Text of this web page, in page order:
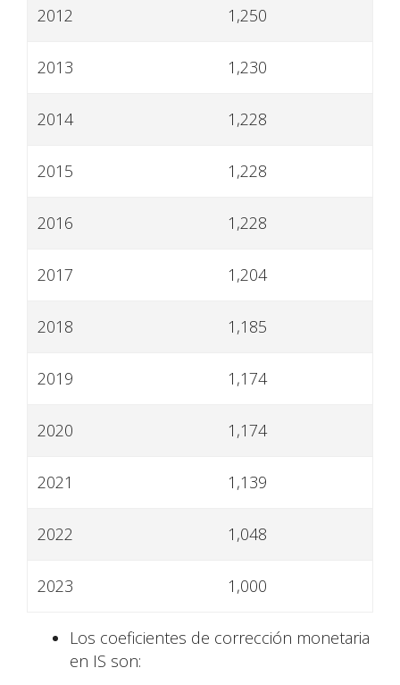
2012 1,250
2013 1,230
2014 1,228
2015 1,228
2016 1,228
2017 1,204
2018 1,185
2019 1,174
2020 1,174
2021 1,139
2022 1,048
2023 1,000
Los coeficientes de corrección monetaria
en IS son: